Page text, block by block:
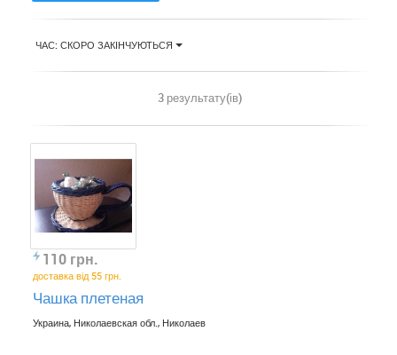
ЧАС: СКОРО ЗАКІНЧУЮТЬСЯ
3 результату(ів)
110 грн.
доставка від 55 грн.
Чашка плетеная
Украина, Николаевская обл., Николаев